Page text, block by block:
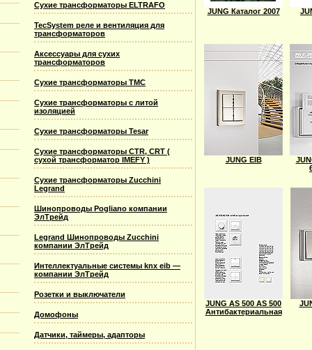
Сухие трансформаторы ELTRAFO
TecSystem реле и вентиляция для
трансформаторов
Аксессуары для сухих
трансформаторов
Сухие трансформаторы TMC
Сухие трансформаторы с литой
изоляцией
Сухие трансформаторы Tesar
Сухие трансформаторы CTR, CRT (
сухой трансформатор IMEFY )
Сухие трансформаторы Zucchini
Legrand
Шинопроводы Pogliano компании
ЭлТрейд
Legrand Шинопроводы Zucchini
компании ЭлТрейд
Интеллектуальные системы knx eib —
компании ЭлТрейд
Розетки и выключатели
Домофоны
Датчики, таймеры, адапторы
JUNG Каталог 2007
JUNG EIB
JUNG AS 500 AS 500
Антибактериальная